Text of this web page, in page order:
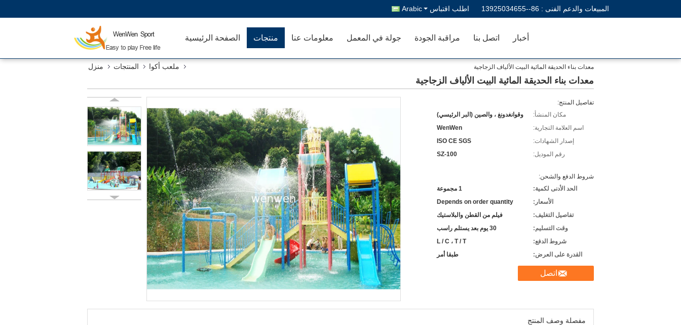
المبيعات والدعم الفنى : 86--13925034655 اطلب اقتباس Arabic
الصفحة الرئيسية منتجات معلومات عنا جولة في المعمل مراقبة الجودة اتصل بنا أخبار
منزل المنتجات ملعب أكوا معدات بناء الحديقة المائية البيت الألياف الزجاجية
معدات بناء الحديقة المائية البيت الألياف الزجاجية
تفاصيل المنتج:
مكان المنشأ:
وقوانغدونغ ، والصين (البر الرئيسي)
اسم العلامة التجارية:
WenWen
إصدار الشهادات:
ISO CE SGS
رقم الموديل:
SZ-100
شروط الدفع والشحن:
الحد الأدنى لكمية:
1 مجموعة
الأسعار:
Depends on order quantity
تفاصيل التغليف:
فيلم من القطن والبلاستيك
وقت التسليم:
30 يوم بعد يستلم راسب
شروط الدفع:
L / C ، T / T
القدرة على العرض:
طبقا أمر
اتصل
مفصلة وصف المنتج